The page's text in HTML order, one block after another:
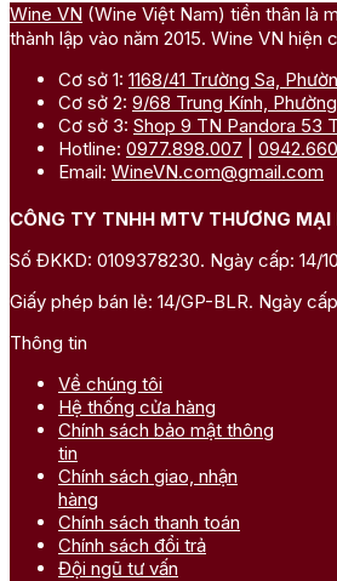
Wine VN (Wine Việt Nam) tiền thân là
thành lập vào năm 2015. Wine VN
Cơ sở 1: 1168/41 Trường Sa,
Cơ sở 2: 9/68 Trung Kính,
Cơ sở 3: Shop 9 TN Pandora 53
Hotline: 0977.898.007
Email: WineVN.com@gmail.com
CÔNG TY TNHH MTV THƯƠNG MẠI
Số ĐKKD: 0109378230. Ngày cấp: 14/
Giấy phép bán lẻ: 14/GP-BLR. Ngày
Thông tin
Về chúng tôi
Hệ thống cửa hàng
Chính sách bảo mật thông
tin
Chính sách giao, nhận
hàng
Chính sách thanh toán
Chính sách đổi trả
Đội ngũ tư vấn